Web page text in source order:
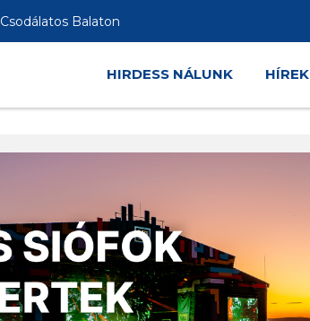
Csodálatos Balaton
HIRDESS NÁLUNK HÍREK